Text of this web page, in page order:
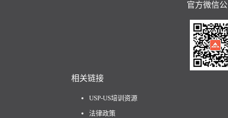
官方微信
相关链接
USP-US培训资源
法律政策